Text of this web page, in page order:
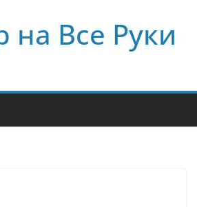
на Все Руки